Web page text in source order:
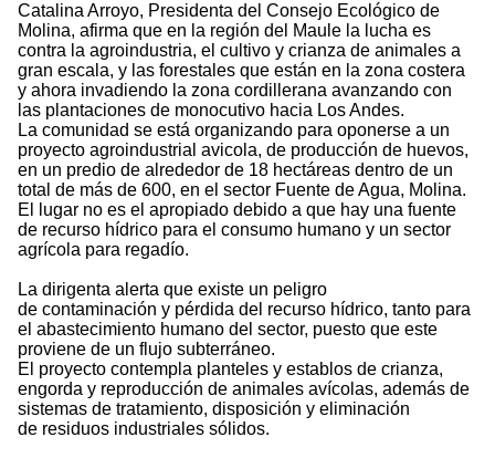
Catalina Arroyo, Presidenta del Consejo Ecológico de
Molina, afirma que en la región del Maule la lucha es
contra la agroindustria, el cultivo y crianza de animales a
gran escala, y las forestales que están en la zona costera
y ahora invadiendo la zona cordillerana avanzando con
las plantaciones de monocutivo hacia Los Andes.
La comunidad se está organizando para oponerse a un
proyecto agroindustrial avicola, de producción de huevos,
en un predio de alrededor de 18 hectáreas dentro de un
total de más de 600, en el sector Fuente de Agua, Molina.
El lugar no es el apropiado debido a que hay una fuente
de recurso hídrico para el consumo humano y un sector
agrícola para regadío.
La dirigenta alerta que existe un peligro
de contaminación y pérdida del recurso hídrico, tanto para
el abastecimiento humano del sector, puesto que este
proviene de un flujo subterráneo.
El proyecto contempla planteles y establos de crianza,
engorda y reproducción de animales avícolas, además de
sistemas de tratamiento, disposición y eliminación
de residuos industriales sólidos.